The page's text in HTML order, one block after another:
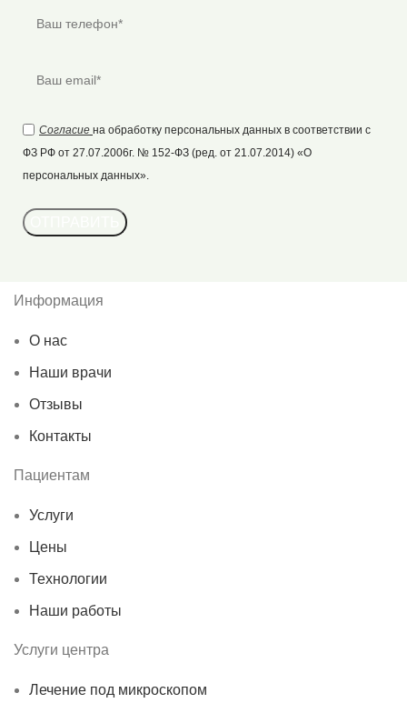
Согласие на обработку персональных данных в соответствии с
ФЗ РФ от 27.07.2006г. № 152-ФЗ (ред. от 21.07.2014) «О
персональных данных».
Информация
О нас
Наши врачи
Отзывы
Контакты
Пациентам
Услуги
Цены
Технологии
Наши работы
Услуги центра
Лечение под микроскопом